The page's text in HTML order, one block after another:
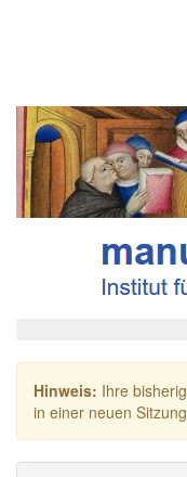
Hinweis: Ihre
in einer neuen